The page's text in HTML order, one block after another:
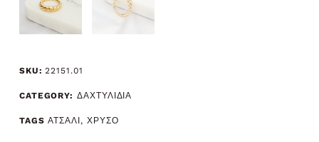
SKU:22151.01
CATEGORY: ΔΑΧΤΥΛΙΔΙΑ
TAGS ΑΤΣΑΛΙ, ΧΡΥΣΟ